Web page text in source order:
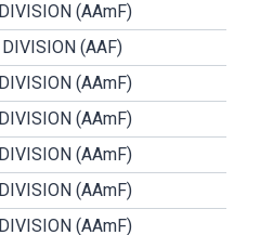
(AAmF)
(AAF)
(AAmF)
(AAmF)
(AAmF)
(AAmF)
(AAmF)